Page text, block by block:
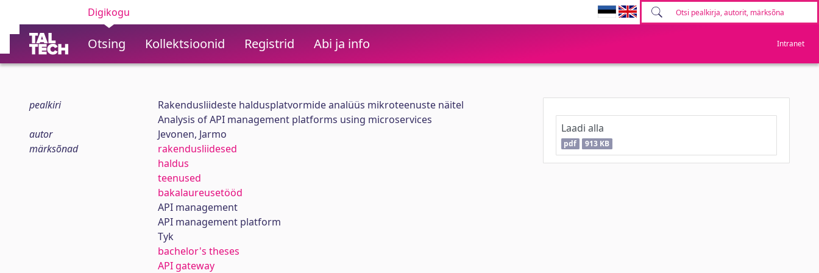
Digikogu
Otsing Kollektsioonid Registrid Abi ja info Intranet
pealkiri
Rakendusliideste haldusplatvormide analüüs mikroteenuste näitel
Analysis of API management platforms using microservices
autor
Jevonen, Jarmo
märksõnad
rakendusliidesed
haldus
teenused
bakalaureusetööd
API management
API management platform
Tyk
bachelor's theses
API gateway
Laadi alla
pdf 913 KB